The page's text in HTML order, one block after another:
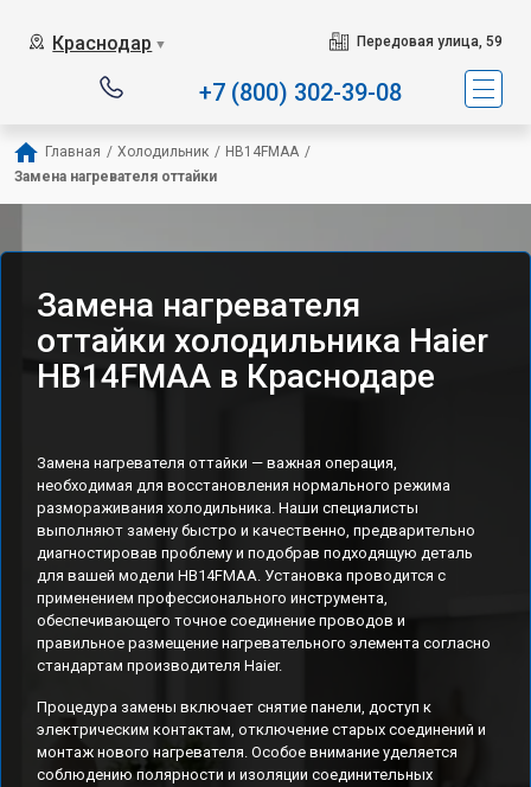
Краснодар ▼ Передовая улица, 59
+7 (800) 302-39-08
Главная / Холодильник / HB14FMAA /
Замена нагревателя оттайки
Замена нагревателя
оттайки холодильника Haier
HB14FMAA в Краснодаре
Замена нагревателя оттайки — важная операция,
необходимая для восстановления нормального режима
размораживания холодильника. Наши специалисты
выполняют замену быстро и качественно, предварительно
диагностировав проблему и подобрав подходящую деталь
для вашей модели HB14FMAA. Установка проводится с
применением профессионального инструмента,
обеспечивающего точное соединение проводов и
правильное размещение нагревательного элемента согласно
стандартам производителя Haier.
Процедура замены включает снятие панели, доступ к
электрическим контактам, отключение старых соединений и
монтаж нового нагревателя. Особое внимание уделяется
соблюдению полярности и изоляции соединительных